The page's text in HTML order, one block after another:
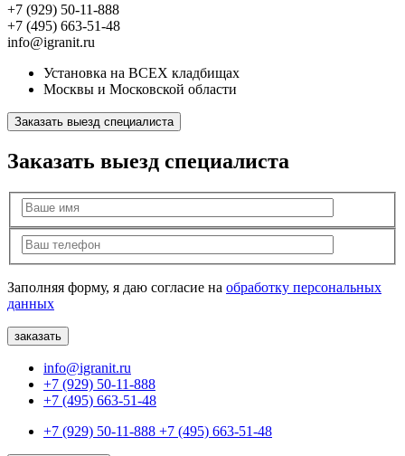
+7 (929) 50-11-888
+7 (495) 663-51-48
info@igranit.ru
Установка на ВСЕХ кладбищах
Москвы и Московской области
Заказать выезд специалиста
Заказать выезд специалиста
Заполняя форму, я даю согласие на обработку персональных
данных
info@igranit.ru
+7 (929) 50-11-888
+7 (495) 663-51-48
+7 (929) 50-11-888 +7 (495) 663-51-48